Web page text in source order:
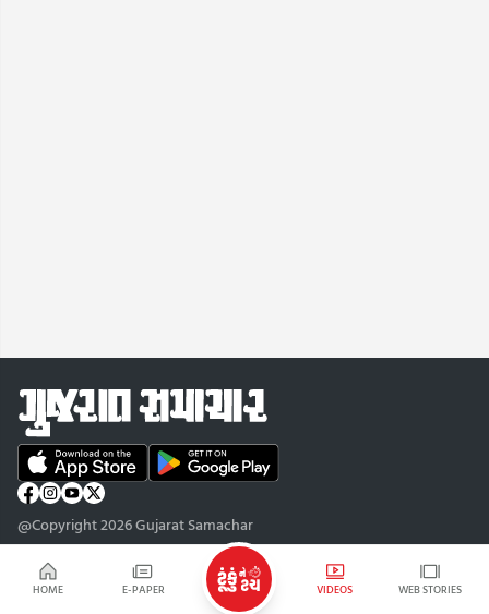
HOME E-PAPER VIDEOS WEB STORIES
@Copyright 2026 Gujarat Samachar